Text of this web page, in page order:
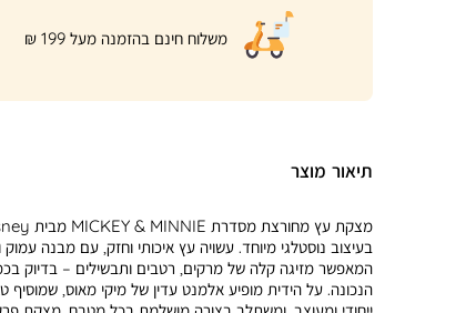
|
product
page
banner
משלוח חינם בהזמנה מעל 199 ₪
תיאור מוצר
בעיצוב נוסטלגי מיוחד. עשויה עץ איכותי וחזק, עם מבנה עמוק
המאפשר מזיגה קלה של מרקים, רטבים ותבשילים – בדיוק
הנכונה. על הידית מופיע אלמנט עדין של מיקי מאוס, שמוסיף